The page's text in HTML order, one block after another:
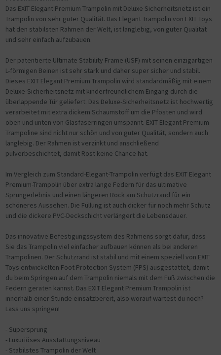
Das EXIT Elegant Premium Trampolin mit Deluxe Sicherheitsnetz ist ein
Trampolin von sehr guter Qualität. Das Elegant Trampolin von EXIT Toys
hat den stabilsten Rahmen der Welt, ist langlebig, von guter Qualität
und sehr einfach aufzubauen.
Der patentierte Ultimate Stability Frame (USF) mit seinen einzigartigen
L-förmigen Beinen ist sehr stark und daher super sicher und stabil.
Dieses EXIT Elegant Premium Trampolin wird standardmäßig mit einem
Deluxe-Sicherheitsnetz mit kinderfreundlichem Eingang durch die
überlappende Tür geliefert. Das Deluxe-Sicherheitsnetz ist hochwertig
verarbeitet mit extra dickem Schaumstoff um die Pfosten und wird
oben und unten von Glasfaserringen umspannt. EXIT Elegant Premium
Trampoline sind nicht nur schön und von guter Qualität, sondern auch
langlebig. Der Rahmen ist verzinkt und anschließend
pulverbeschichtet, damit Rost keine Chance hat.
Im Vergleich zum Standard-Elegant-Trampolin verfügt das EXIT Elegant
Premium-Trampolin über extra lange Federn für das ultimative
Sprungerlebnis und einen längeren Rock am Schutzrand für ein
schöneres Aussehen. Die Füllung ist auch dicker für noch mehr Schutz
und die dickere PVC-Deckschicht verlängert die Lebensdauer.
Das innovative Befestigungssystem des Rahmens sorgt dafür, dass
Sie das Trampolin viel einfacher aufbauen können als bei anderen
Trampolinen. Der Schutzrand ist stabil und mit einem speziell von EXIT
Toys entwickelten Foot Protection System (FPS) ausgestattet, damit
du beim Springen auf dem Trampolin niemals mit dem Fuß zwischen die
Federn geraten kannst. Das EXIT Elegant Premium Trampolin ist
innerhalb einer Stunde einsatzbereit, also worauf wartest du noch?
Lass uns springen!
- Supersprung
- Luxuriöses Ausstattungsniveau
- Stabilstes Trampolin der Welt